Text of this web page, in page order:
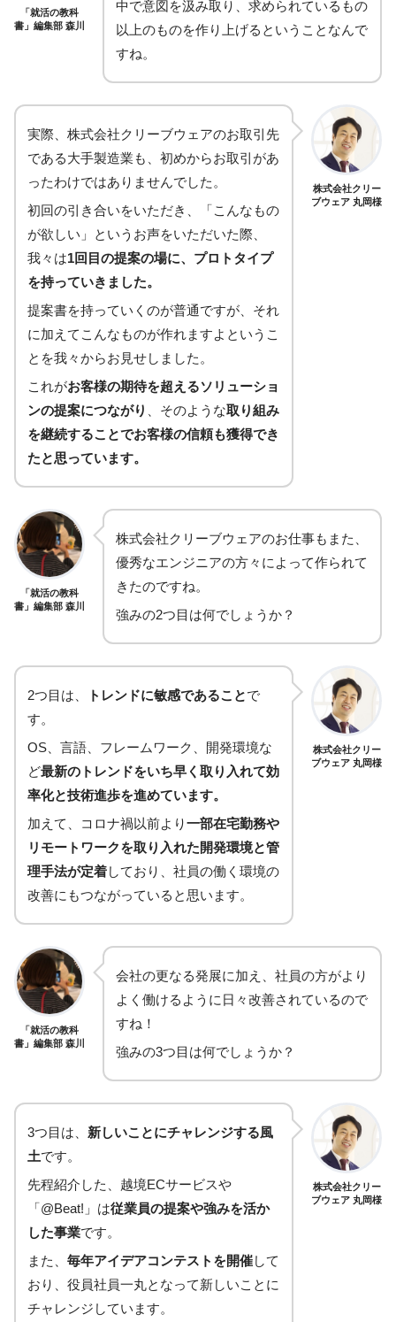
「就活の教科
書」編集部 森川
中で意図を汲み取り、求められているもの
以上のものを作り上げるということなんで
すね。
実際、株式会社クリーブウェアのお取引先
である大手製造業も、初めからお取引があ
ったわけではありませんでした。
初回の引き合いをいただき、「こんなもの
が欲しい」というお声をいただいた際、
我々は1回目の提案の場に、プロトタイプ
を持っていきました。
提案書を持っていくのが普通ですが、それ
に加えてこんなものが作れますよというこ
とを我々からお見せしました。
これがお客様の期待を超えるソリューショ
ンの提案につながり
、そのような取り組み
を継続することでお客様の信頼も獲得でき
たと思っています。
株式会社クリー
ブウェア 丸岡様
「就活の教科
書」編集部 森川
株式会社クリーブウェアのお仕事もまた、
優秀なエンジニアの方々によって作られて
きたのですね。
強みの2つ目は何でしょうか？
2つ目は、 トレンドに敏感であることで
す。
OS、言語、フレームワーク、開発環境な
ど最新のトレンドをいち早く取り入れて効
率化と技術進歩を進めています。
加えて、コロナ禍以前より一部在宅勤務や
リモートワークを取り入れた開発環境と管
理手法が定着しており、社員の働く環境の
改善にもつながっていると思います。
株式会社クリー
ブウェア 丸岡様
「就活の教科
書」編集部 森川
会社の更なる発展に加え、社員の方がより
よく働けるように日々改善されているので
すね！
強みの3つ目は何でしょうか？
3つ目は、 新しいことにチャレンジする風
土です。
先程紹介した、越境ECサービスや
「@Beat!」は従業員の提案や強みを活か
した事業です。
また、 毎年アイデアコンテストを開催して
おり、役員社員一丸となって新しいことに
チャレンジしています。
株式会社クリー
ブウェア 丸岡様